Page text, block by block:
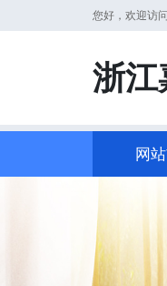
您好，欢迎访
浙江
网